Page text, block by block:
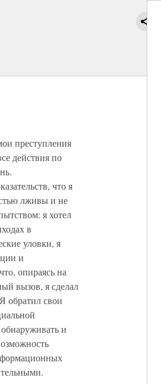
преступления
действия по
что я
лживы и не
я хотел
в
уловки, я
и
опираясь на
вызов, я сделал
обратил свои
и